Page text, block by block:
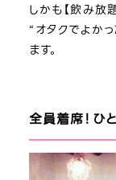
しかも【飲み放
“オタクでよか
ます。
全員着席！ひ